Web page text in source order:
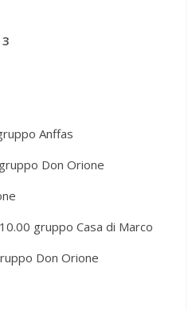
Anffas
Don Orione
gruppo Casa di Marco
Don Orione